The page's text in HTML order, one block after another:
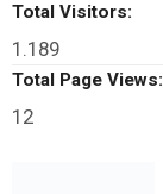
Total Visitors:
1.189
Total Page Views:
12